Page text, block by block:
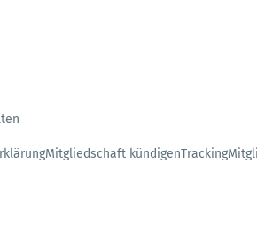
Mitgliedschaft kündigenTracking